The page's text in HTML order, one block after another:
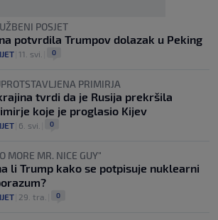
POSJET
potvrdila Trumpov dolazak u Peking
11. svi. 0
PRIMIRJA
tvrdi da je Rusija prekršila
koje je proglasio Kijev
6. svi. 0
MORE MR. NICE GUY"
li Trump kako se potpisuje nuklearni
29. tra. 0